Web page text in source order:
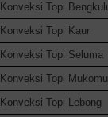
Konveksi Topi
Konveksi Topi Kaur
Konveksi Topi Seluma
Konveksi Topi
Konveksi Topi Lebong